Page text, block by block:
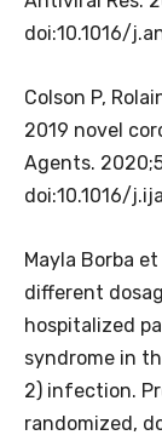
doi:10.1016/
Colson P,
2019 novel
Agents.
doi:10.1016/
Mayla Borba
different
hospitalized
syndrome in
2) infection.
randomized,